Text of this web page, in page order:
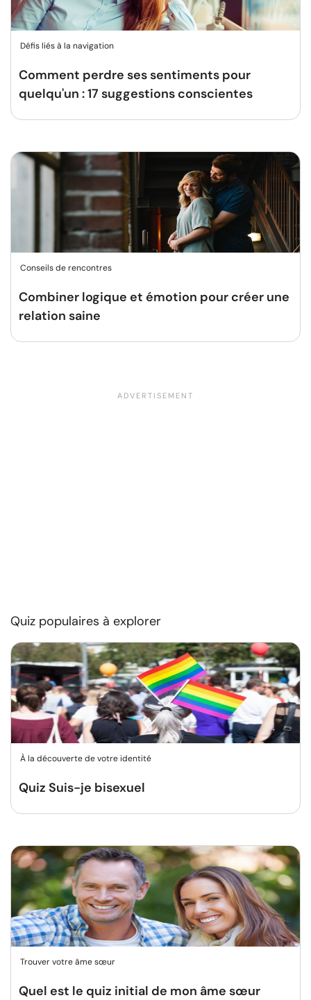
Défis liés à la navigation
Comment perdre ses sentiments pour
quelqu'un : 17 suggestions conscientes
Conseils de rencontres
Combiner logique et émotion pour créer une
relation saine
Quiz populaires à explorer
À la découverte de votre identité
Quiz Suis-je bisexuel
Trouver votre âme sœur
Quel est le quiz initial de mon âme sœur